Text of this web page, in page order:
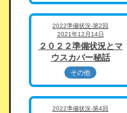
2022準備状況-第2回
2021年12月14日
２０２２準備状況とマ
ウスカバー秘話
その他
2022準備状況-第4回